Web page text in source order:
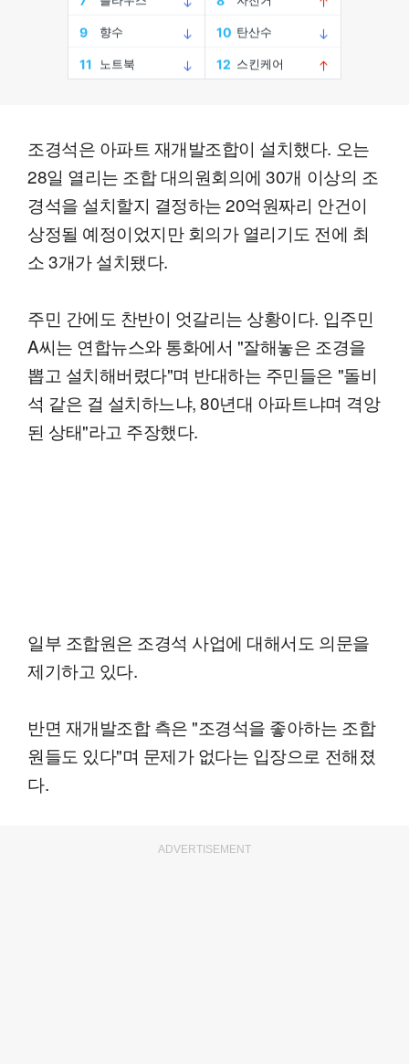
조경석은 아파트 재개발조합이 설치했다. 오는
28일 열리는 조합 대의원회의에 30개 이상의 조
경석을 설치할지 결정하는 20억원짜리 안건이
상정될 예정이었지만 회의가 열리기도 전에 최
소 3개가 설치됐다.
주민 간에도 찬반이 엇갈리는 상황이다. 입주민
A씨는 연합뉴스와 통화에서 "잘해놓은 조경을
뽑고 설치해버렸다"며 반대하는 주민들은 "돌비
석 같은 걸 설치하느냐, 80년대 아파트냐며 격앙
된 상태"라고 주장했다.
일부 조합원은 조경석 사업에 대해서도 의문을
제기하고 있다.
반면 재개발조합 측은 "조경석을 좋아하는 조합
원들도 있다"며 문제가 없다는 입장으로 전해졌
다.
ADVERTISEMENT